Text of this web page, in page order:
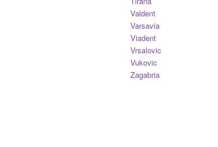
Valdent
Varsavia
Viadent
Vrsalovic
Vukovic
Zagabria